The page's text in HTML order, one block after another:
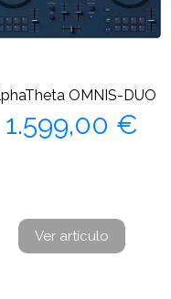
OMNIS-DUO
Precio
1.599,00 €
Ver artículo